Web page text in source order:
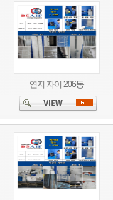
연지 자이 206동